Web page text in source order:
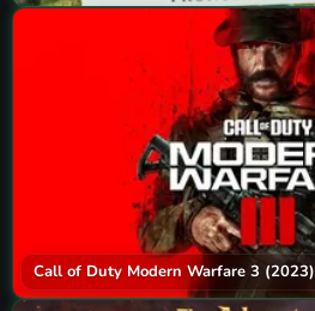
Call of Duty Modern Warfare 3 (2023)